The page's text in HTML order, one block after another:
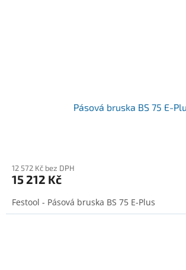
Pásová bruska BS 75 E-
12 572 Kč bez DPH
15 212 Kč
Festool - Pásová bruska BS 75 E-Plus